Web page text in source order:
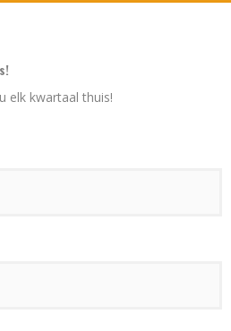
elk kwartaal thuis!